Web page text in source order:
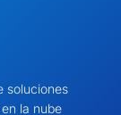
soluciones
la nube